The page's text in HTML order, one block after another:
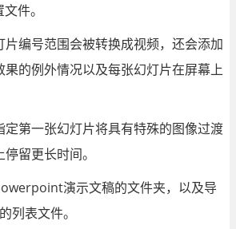
件。
编号范围会被转换成视频，还会添加
的例外情况以及每张幻灯片在屏幕上
第一张幻灯片将具有特殊的图像过渡
留更长时间。
演示文稿的文件夹，以及导
列表文件。